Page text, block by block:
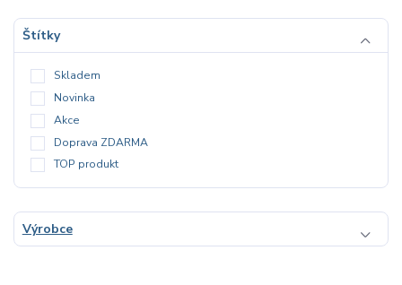
Štítky
Skladem
Novinka
Akce
Doprava ZDARMA
TOP produkt
Výrobce